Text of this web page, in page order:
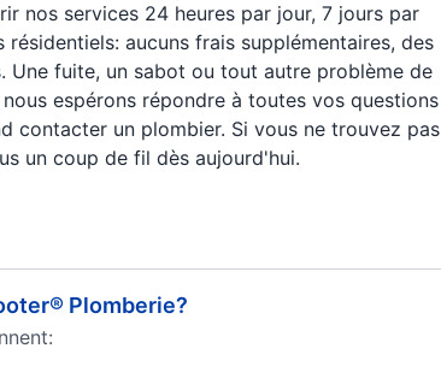
nos services 24 heures par jour, 7 jours par
aucuns frais supplémentaires, des
Une fuite, un sabot ou tout autre problème de
espérons répondre à toutes vos questions
contacter un plombier. Si vous ne trouvez pas
un coup de fil dès aujourd'hui.
Plomberie?